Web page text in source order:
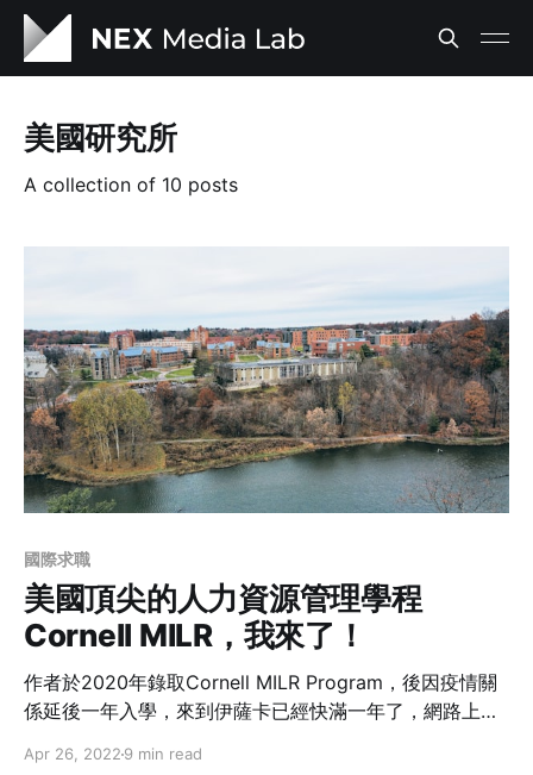
美國研究所
A collection of 10 posts
國際求職
美國頂尖的人力資源管理學程
Cornell MILR，我來了！
作者於2020年錄取Cornell MILR Program，後因疫情關
係延後一年入學，來到伊薩卡已經快滿一年了，網路上能
分享一下MILR到底是什麼樣的program，以及到目前為止
Apr 26, 2022 9 min read